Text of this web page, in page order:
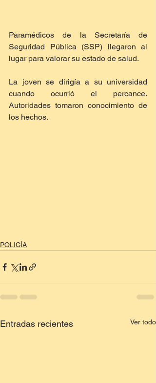
Paramédicos de la Secretaría de
Seguridad Pública (SSP) llegaron al
lugar para valorar su estado de salud.
La joven se dirigía a su universidad
cuando ocurrió el percance.
Autoridades tomaron conocimiento de
los hechos.
POLICÍA
Entradas recientes Ver todo